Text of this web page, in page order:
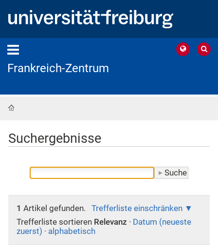
Frankreich-Zentrum
Suchergebnisse
1 Artikel gefunden.
Trefferliste einschränken
Trefferliste sortieren Relevanz · Datum (neueste
zuerst) · alphabetisch